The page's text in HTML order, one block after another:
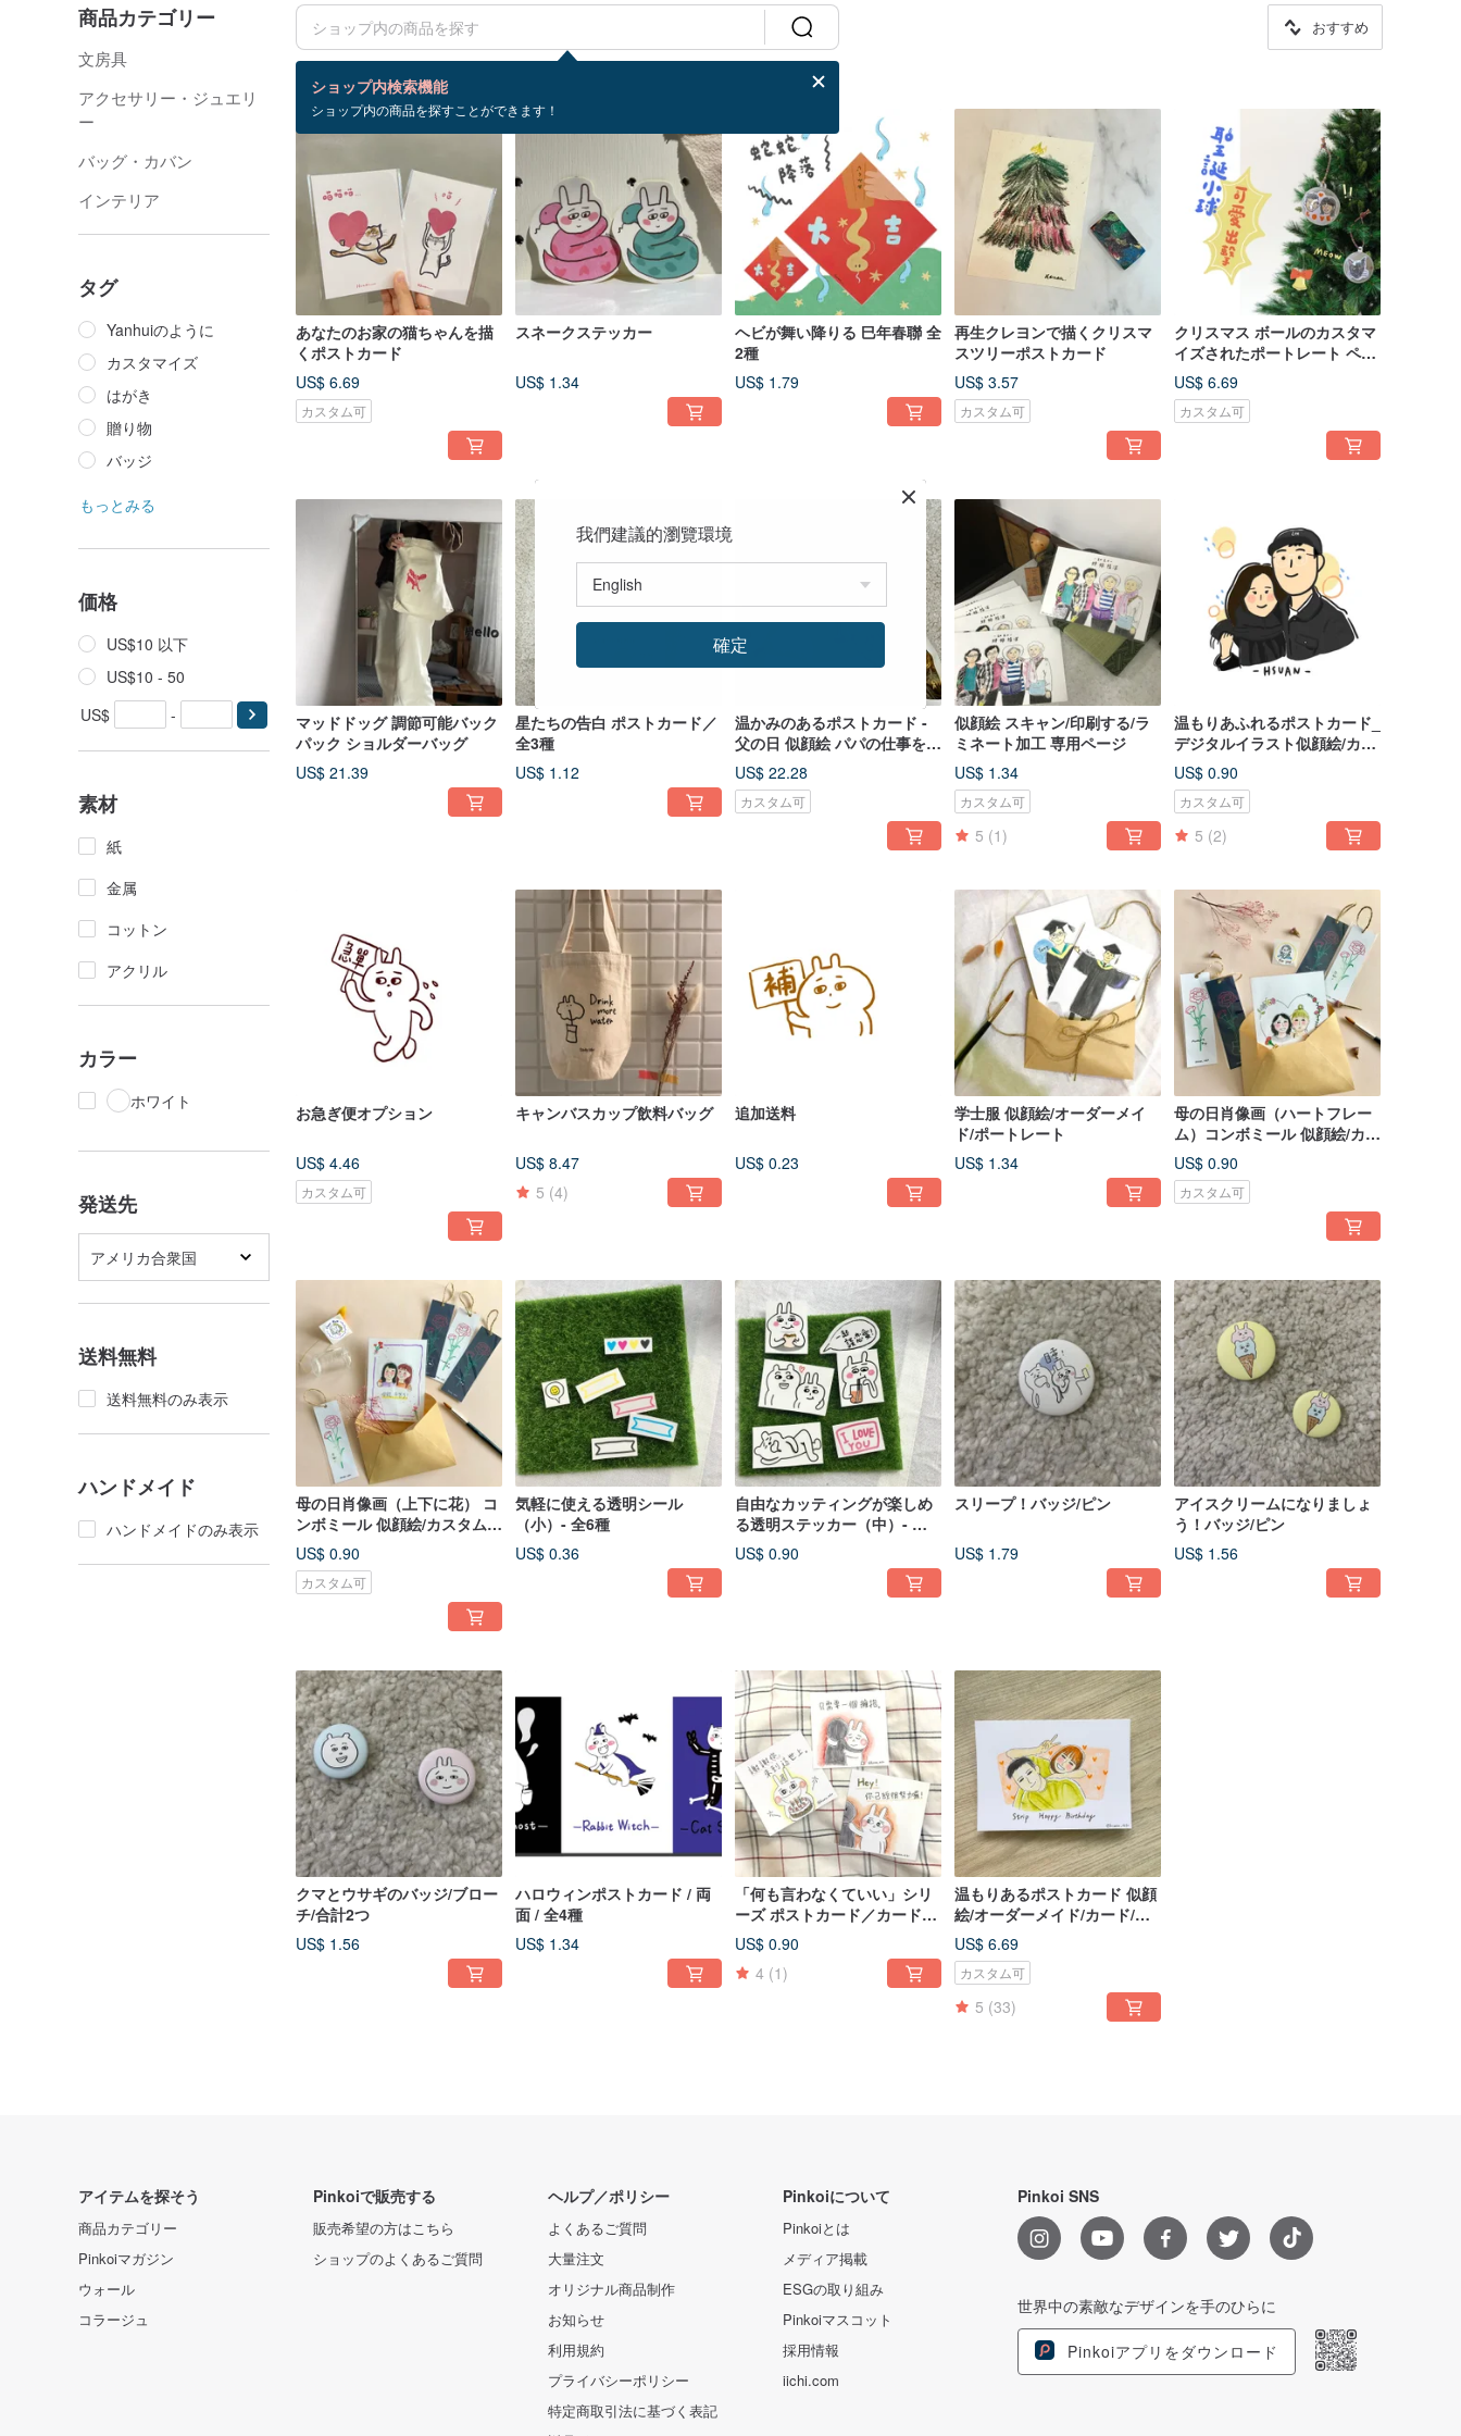
商品カテゴリー
文房具
アクセサリー・ジュエリ
ー
バッグ・カバン
インテリア
タグ
Yanhuiのように
カスタマイズ
はがき
贈り物
バッジ
もっとみる
価格
US$10 以下
US$10 - 50
US$
-
素材
紙
金属
コットン
アクリル
カラー
ホワイト
発送先
アメリカ合衆国
送料無料
送料無料のみ表示
ハンドメイド
ハンドメイドのみ表示
ショップ内検索機能
ショップ内の商品を探すことができます！
おすすめ
検索結果：24 件
あなたのお家の猫ちゃんを描
くポストカード
US$ 6.69
カスタム可
スネークステッカー
US$ 1.34
ヘビが舞い降りる 巳年春聯 全
2種
US$ 1.79
再生クレヨンで描くクリスマ
スツリーポストカード
US$ 3.57
カスタム可
クリスマス ボールのカスタマ
イズされたポートレート ペッ
ト
US$ 6.69
カスタム可
マッドドッグ 調節可能バック
パック ショルダーバッグ
US$ 21.39
星たちの告白 ポストカード／
全3種
US$ 1.12
温かみのあるポストカード -
父の日 似顔絵 パパの仕事を描
こう
US$ 22.28
カスタム可
似顔絵 スキャン/印刷する/ラ
ミネート加工 専用ページ
US$ 1.34
カスタム可
5 (1)
温もりあふれるポストカード_
デジタルイラスト似顔絵/カス
タムオーダー/肖像画
US$ 0.90
カスタム可
5 (2)
お急ぎ便オプション
US$ 4.46
カスタム可
キャンバスカップ飲料バッグ
US$ 8.47
5 (4)
追加送料
US$ 0.23
学士服 似顔絵/オーダーメイ
ド/ポートレート
US$ 1.34
母の日肖像画（ハートフレー
ム）コンボミール 似顔絵/カス
タムステッカー/しおり
US$ 0.90
カスタム可
母の日肖像画（上下に花） コ
ンボミール 似顔絵/カスタムス
テッカー/しおり
US$ 0.90
カスタム可
気軽に使える透明シール
（小）- 全6種
US$ 0.36
自由なカッティングが楽しめ
る透明ステッカー（中）- 全6
種類
US$ 0.90
スリープ！バッジ/ピン
US$ 1.79
アイスクリームになりましょ
う！バッジ/ピン
US$ 1.56
クマとウサギのバッジ/ブロー
チ/合計2つ
US$ 1.56
ハロウィンポストカード / 両
面 / 全4種
US$ 1.34
「何も言わなくていい」シリ
ーズ ポストカード／カード／
片面
US$ 0.90
4 (1)
温もりあるポストカード 似顔
絵/オーダーメイド/カード/ポ
ートレート/カップル/誕生日
US$ 6.69
カスタム可
5 (33)
アイテムを探そう
商品カテゴリー
Pinkoiマガジン
ウォール
コラージュ
Pinkoiで販売する
販売希望の方はこちら
ショップのよくあるご質問
ヘルプ／ポリシー
よくあるご質問
大量注文
オリジナル商品制作
お知らせ
利用規約
プライバシーポリシー
特定商取引法に基づく表記
Pinkoiについて
Pinkoiとは
メディア掲載
ESGの取り組み
Pinkoiマスコット
採用情報
iichi.com
Pinkoi SNS
世界中の素敵なデザインを手のひらに
Pinkoiアプリをダウンロード
我們建議的瀏覽環境
確定